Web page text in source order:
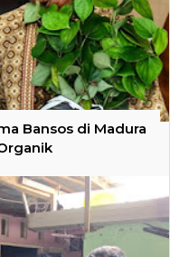
Bansos di Madura